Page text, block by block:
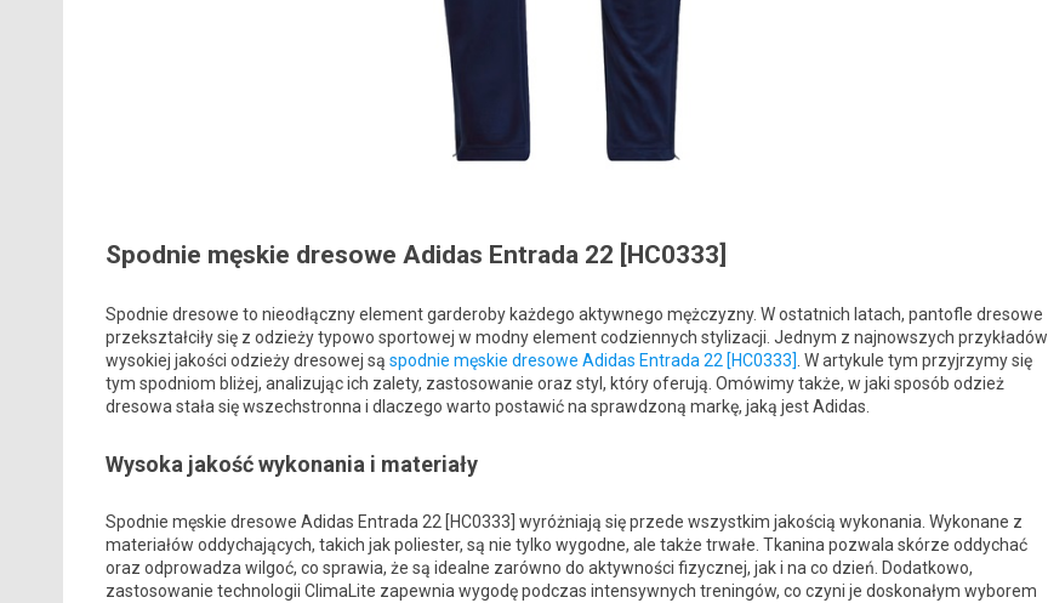
Spodnie męskie dresowe Adidas Entrada 22 [HC0333]
Spodnie dresowe to nieodłączny element garderoby każdego aktywnego mężczyzny. W ostatnich latach, pantofle dresowe
przekształciły się z odzieży typowo sportowej w modny element codziennych stylizacji. Jednym z najnowszych przykładów
wysokiej jakości odzieży dresowej są spodnie męskie dresowe Adidas Entrada 22 [HC0333]. W artykule tym przyjrzymy się
tym spodniom bliżej, analizując ich zalety, zastosowanie oraz styl, który oferują. Omówimy także, w jaki sposób odzież
dresowa stała się wszechstronna i dlaczego warto postawić na sprawdzoną markę, jaką jest Adidas.
Wysoka jakość wykonania i materiały
Spodnie męskie dresowe Adidas Entrada 22 [HC0333] wyróżniają się przede wszystkim jakością wykonania. Wykonane z
materiałów oddychających, takich jak poliester, są nie tylko wygodne, ale także trwałe. Tkanina pozwala skórze oddychać
oraz odprowadza wilgoć, co sprawia, że są idealne zarówno do aktywności fizycznej, jak i na co dzień. Dodatkowo,
zastosowanie technologii ClimaLite zapewnia wygodę podczas intensywnych treningów, co czyni je doskonałym wyborem